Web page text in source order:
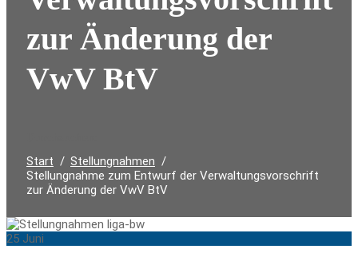
zur Änderung der
VwV BtV
Start
Stellungnahmen
Stellungnahme zum Entwurf der Verwaltungsvorschrift
zur Änderung der VwV BtV
25 Juni